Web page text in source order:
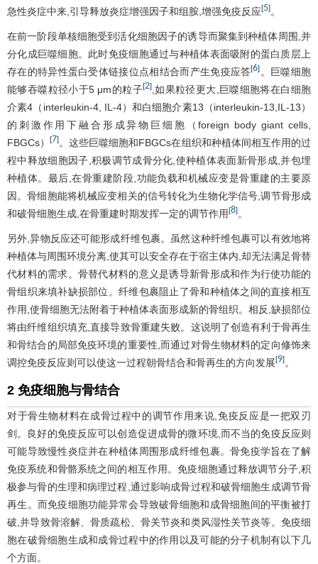
急性炎症中来,引导释放炎症增强因子和组胺,增强免疫反应[5] 。
在前一阶段单核细胞受到活化细胞因子的诱导而聚集到种植体周围,并
分化成巨噬细胞。此时免疫细胞通过与种植体表面吸附的蛋白质层上
存在的特异性蛋白受体链接位点相结合而产生免疫应答[6] 。巨噬细胞
能够吞噬粒径小于5 μm的粒子[2],如果粒径更大,巨噬细胞将在白细胞
介素4（interleukin-4, IL-4）和白细胞介素13（interleukin-13,IL-13）
的刺激作用下融合形成异物巨细胞（foreign body giant cells,
FBGCs）[7] 。这些巨噬细胞和FBGCs在组织和种植体间相互作用的过
程中释放细胞因子,积极调节成骨分化,使种植体表面新骨形成,并包埋
种植体。最后,在骨重建阶段,功能负载和机械应变是骨重建的主要原
因。骨细胞能将机械应变相关的信号转化为生物化学信号,调节骨形成
和破骨细胞生成,在骨重建时期发挥一定的调节作用 [8] 。
另外,异物反应还可能形成纤维包裹。虽然这种纤维包裹可以有效地将
种植体与周围环境分离,使其可以安全存在于宿主体内,却无法满足骨替
代材料的需求。骨替代材料的意义是诱导新骨形成和作为行使功能的
骨组织来填补缺损部位。纤维包裹阻止了骨和种植体之间的直接相互
作用,使骨细胞无法附着于种植体表面形成新的骨组织。相反,缺损部位
将由纤维组织填充,直接导致骨重建失败。这说明了创造有利于骨再生
和骨结合的局部免疫环境的重要性,而通过对骨生物材料的定向修饰来
调控免疫反应则可以使这一过程朝骨结合和骨再生的方向发展[9] 。
2 免疫细胞与骨结合
对于骨生物材料在成骨过程中的调节作用来说,免疫反应是一把双刃
剑。良好的免疫反应可以创造促进成骨的微环境,而不当的免疫反应则
可能导致慢性炎症并在种植体周围形成纤维包裹。骨免疫学旨在了解
免疫系统和骨骼系统之间的相互作用。免疫细胞通过释放调节分子,积
极参与骨的生理和病理过程,通过影响成骨过程和破骨细胞生成调节骨
再生。而免疫细胞功能异常会导致破骨细胞和成骨细胞间的平衡被打
破,并导致骨溶解、骨质疏松、骨关节炎和类风湿性关节炎等。免疫细
胞在破骨细胞生成和成骨过程中的作用以及可能的分子机制有以下几
个方面。